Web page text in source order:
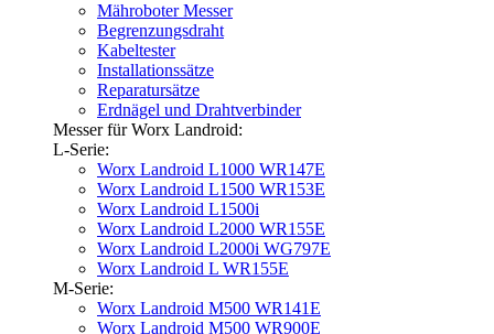
Mähroboter Messer
Begrenzungsdraht
Kabeltester
Installationssätze
Reparatursätze
Erdnägel und Drahtverbinder
Messer für Worx Landroid:
L-Serie:
Worx Landroid L1000 WR147E
Worx Landroid L1500 WR153E
Worx Landroid L1500i
Worx Landroid L2000 WR155E
Worx Landroid L2000i WG797E
Worx Landroid L WR155E
M-Serie:
Worx Landroid M500 WR141E
Worx Landroid M500 WR900E